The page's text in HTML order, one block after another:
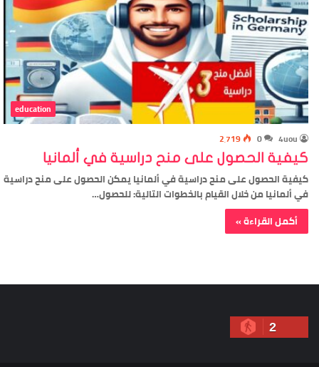
education
4uou
0 2٬719
كيفية الحصول على منح دراسية في ألمانيا
كيفية الحصول على منح دراسية في ألمانيا يمكن الحصول على منح دراسية
في ألمانيا من خلال القيام بالخطوات التالية: للحصول…
أكمل القراءة »
2